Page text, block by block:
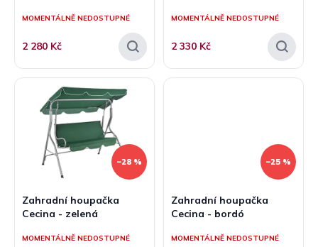
ů
MOMENTÁLNĚ NEDOSTUPNÉ
2 280 Kč
MOMENTÁLNĚ NEDOSTUPNÉ
2 330 Kč
–28 %
Zahradní houpačka
Cecina - zelená
MOMENTÁLNĚ NEDOSTUPNÉ
–25 %
Zahradní houpačka
Cecina - bordó
MOMENTÁLNĚ NEDOSTUPNÉ